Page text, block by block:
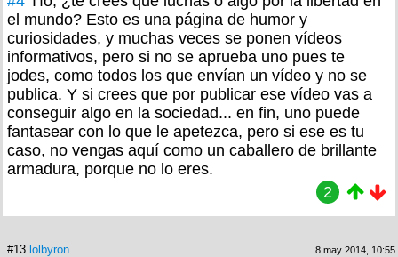
el mundo? Esto es una página de humor y
curiosidades, y muchas veces se ponen vídeos
informativos, pero si no se aprueba uno pues te
jodes, como todos los que envían un vídeo y no se
publica. Y si crees que por publicar ese vídeo vas a
conseguir algo en la sociedad... en fin, uno puede
fantasear con lo que le apetezca, pero si ese es tu
caso, no vengas aquí como un caballero de brillante
armadura, porque no lo eres.
2
#13 lolbyron 8 may 2014, 10:55